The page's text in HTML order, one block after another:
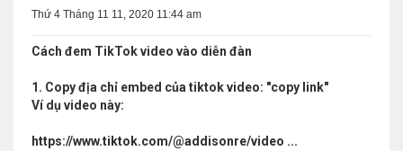
Thứ 4 Tháng 11 11, 2020 11:44 am
Cách đem TikTok video vào diễn đàn
1. Copy địa chỉ embed của tiktok video: "copy link"
Ví dụ video này:
https://www.tiktok.com/@addisonre/video ...